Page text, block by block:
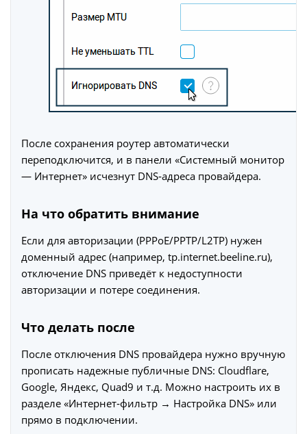
После сохранения роутер автоматически
переподключится, и в панели «Системный монитор
— Интернет» исчезнут DNS‑адреса провайдера.
На что обратить внимание
Если для авторизации (PPPoE/PPTP/L2TP) нужен
доменный адрес (например, tp.internet.beeline.ru),
отключение DNS приведёт к недоступности
авторизации и потере соединения.
Что делать после
После отключения DNS провайдера нужно вручную
прописать надежные публичные DNS: Cloudflare,
Google, Яндекс, Quad9 и т.д. Можно настроить их в
разделе «Интернет‑фильтр → Настройка DNS» или
прямо в подключении.